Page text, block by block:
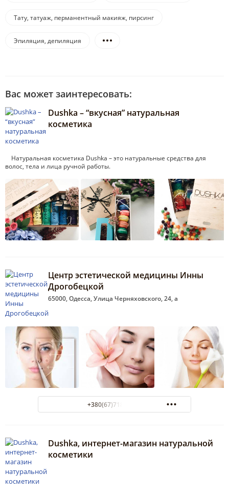
Тату, татуаж, перманентный макияж, пирсинг
Эпиляция, депиляция
Вас может заинтересовать:
Dushka – “вкусная” натуральная
косметика
Натуральная косметика Dushka – это натуральные средства для
волос, тела и лица ручной работы.
Центр эстетической медицины Инны
Дрогобецкой
65000, Одесса, Улица Черняховского, 24, а
+380(67)718-92-60
Dushka, интернет-магазин натуральной
косметики